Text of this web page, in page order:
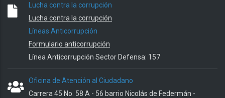
Lucha contra la corrupción
Lucha contra la corrupción
Líneas Anticorrupción
Formulario anticorrupción
Línea Anticorrupción Sector Defensa: 157
Oficina de Atención al Ciudadano
Carrera 45 No. 58 A - 56 barrio Nicolás de Federmán -